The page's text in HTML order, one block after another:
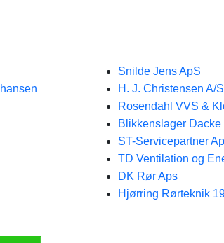
Snilde Jens ApS
H. J. Christensen A/
Rosendahl VVS &
Blikkenslager Dacke
ST-Servicepartner
TD Ventilation og
DK Rør Aps
Hjørring Rørteknik